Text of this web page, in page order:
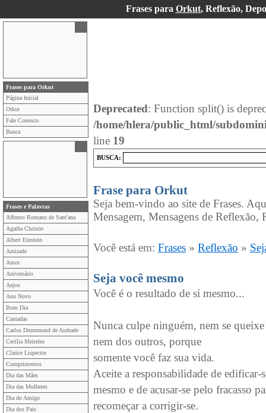
Frases para Orkut, Reflexão,
Frases para Orkut
Página Inicial
Orkut
Fale Conosco
Busca
Frases e Palavras
Affonso Romano de Sant'ana
Agatha Christie
Albert Einstein
Amizade
Amor
Aniversário
Anjos
Ano Novo
Bom Dia
Cantadas
Carlos Drummond de Andrade
Cecília Meireles
Clarice Lispector
Cumprimentos
Dia das Mães
Dia das Mulheres
Dia do Amigo
Dia dos Pais
Deprecated: Function split() is
/home/hlera/public_html/
line 19
BUSCA:
Frase para Orkut
Seja bem-vindo ao site de Frases.
Mensagem, Mensagens de Reflexão,
Você está em: Frases » Reflexão »
Seja você mesmo
Você é o resultado de si mesmo...
Nunca culpe ninguém, nem se queixe
nem dos outros, porque
somente você faz sua vida.
Aceite a responsabilidade de edificar-
mesmo e de acusar-se pelo fracasso
recomeçar a corrigir-se.